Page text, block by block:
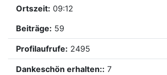
Ortszeit: 09:12
Beiträge: 59
Profilaufrufe: 2495
Dankeschön erhalten:: 7